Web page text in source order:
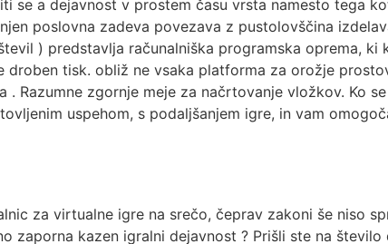
se a dejavnost v prostem času vrsta namesto tega
poslovna zadeva povezava z pustolovščina
) predstavlja računalniška programska oprema,
droben tisk. obliž ne vsaka platforma za orožje
Razumne zgornje meje za načrtovanje vložkov. Ko
uspehom, s podaljšanjem igre, in vam
za virtualne igre na srečo, čeprav zakoni še niso
zaporna kazen igralni dejavnost ? Prišli ste na